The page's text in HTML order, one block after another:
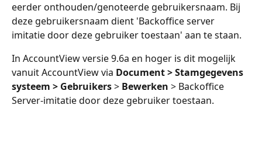
eerder onthouden/genoteerde gebruikersnaam. Bij
deze gebruikersnaam dient 'Backoffice server
imitatie door deze gebruiker toestaan' aan te staan.
In AccountView versie 9.6a en hoger is dit mogelijk
vanuit AccountView via Document > Stamgegevens
systeem > Gebruikers > Bewerken > Backoffice
Server-imitatie door deze gebruiker toestaan.